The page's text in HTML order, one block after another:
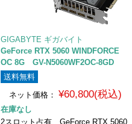
GIGABYTE ギガバイト
GeForce RTX 5060 WINDFORCE
OC 8G GV-N5060WF2OC-8GD
送料無料
ネット価格：
¥60,800(税込)
在庫なし
2スロット占有 GeForce RTX 5060